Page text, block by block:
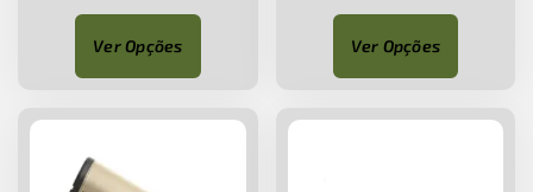
Ver Opções Ver Opções